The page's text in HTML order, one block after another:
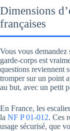
Dimensions
françaises
Vous vous
garde-corps est
questions reviennent
tromper sur un point
au but, avec un petit
En France, les
la NF P 01-012. Ces
usage sécurisé, que